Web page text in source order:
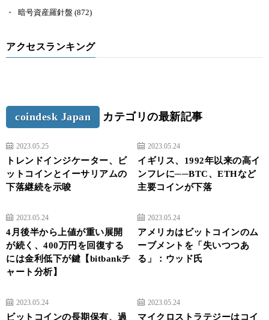
暗号資産羅針盤 (872)
アクセスランキング
coindesk Japan カテゴリの最新記事
2023.05.25
トレンドインジケーター、ビ
ットコインとイーサリアムの
下落継続を示唆
2023.05.24
イギリス、1992年以来の高イ
ンフレに──BTC、ETHなど
主要コインが下落
2023.05.24
4月後半から上値が重い展開
が続く、400万円を回復する
には金利低下が鍵【bitbankチ
ャート分析】
2023.05.24
アメリカはビットコインのム
ーブメントを「失いつつあ
る」：ウッド氏
2023.05.24
ビットコインの長期保有、過
2023.05.24
マイクロストラテジーはコイ